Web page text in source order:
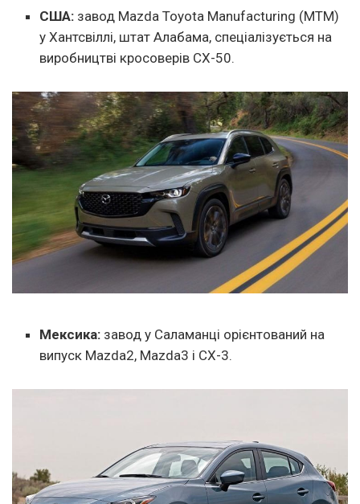
США: завод Mazda Toyota Manufacturing (MTM)
у Хантсвіллі, штат Алабама, спеціалізується на
виробництві кросоверів CX-50.
Мексика: завод у Саламанці орієнтований на
випуск Mazda2, Mazda3 і CX-3.